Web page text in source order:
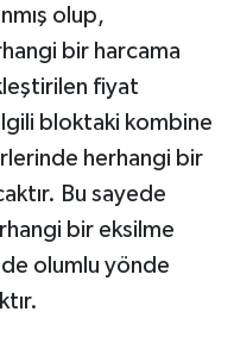
olup,
bir harcama
fiyat
bloktaki kombine
herhangi bir
Bu sayede
bir eksilme
olumlu yönde